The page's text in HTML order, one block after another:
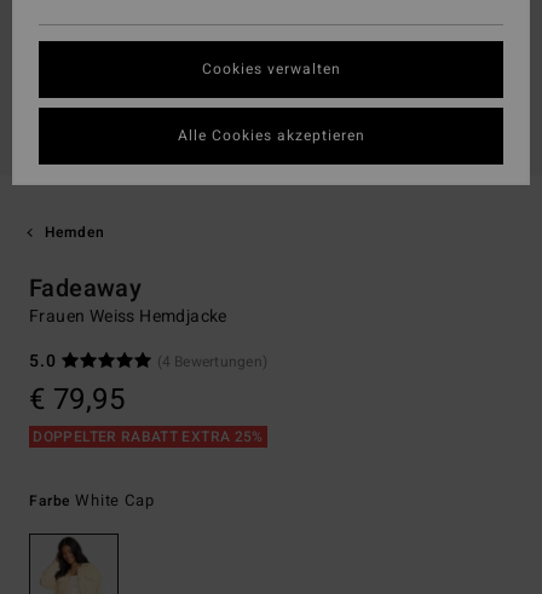
Hemden
Fadeaway
Frauen Weiss Hemdjacke
5.0
(4 Bewertungen)
€ 79,95
DOPPELTER RABATT EXTRA 25%
FarbeWhite Cap
Cookies verwalten
Alle Cookies akzeptieren